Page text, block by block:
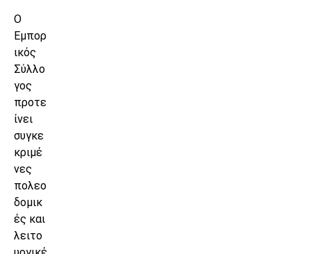
Ο
Εμπορ
ικός
Σύλλο
γος
προτε
ίνει
συγκε
κριμέ
νες
πολεο
δομικ
ές και
λειτο